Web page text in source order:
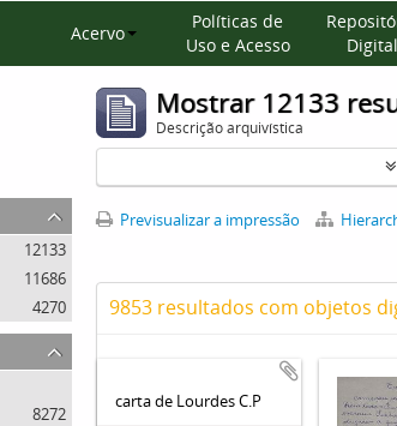
Acervo
Políticas de
Uso e Acesso
Digital
12133
11686
4270
8272
Mostrar 12133
Descrição arquivística
Previsualizar a impressão
9853 resultados com objetos
carta de Lourdes C.P